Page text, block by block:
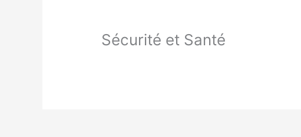
Sécurité et Santé